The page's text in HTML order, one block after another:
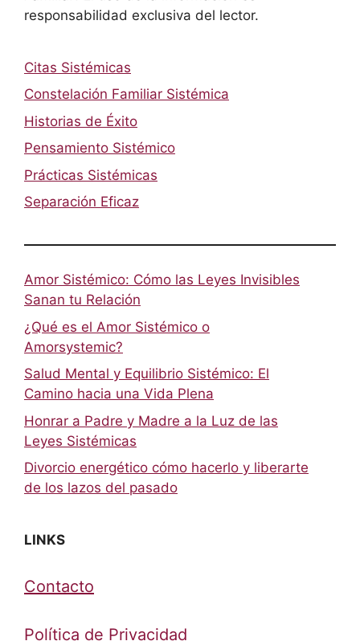
responsabilidad exclusiva del lector.
Citas Sistémicas
Constelación Familiar Sistémica
Historias de Éxito
Pensamiento Sistémico
Prácticas Sistémicas
Separación Eficaz
Amor Sistémico: Cómo las Leyes Invisibles
Sanan tu Relación
¿Qué es el Amor Sistémico o
Amorsystemic?
Salud Mental y Equilibrio Sistémico: El
Camino hacia una Vida Plena
Honrar a Padre y Madre a la Luz de las
Leyes Sistémicas
Divorcio energético cómo hacerlo y liberarte
de los lazos del pasado
LINKS
Contacto
Política de Privacidad